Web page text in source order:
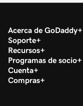
Acerca de GoDaddy
Soporte
Recursos
Programas de socio
Cuenta
Compras